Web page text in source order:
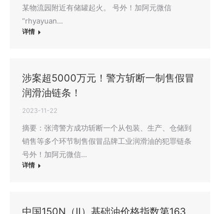
某物流园附近有储罐起火。 号外！加阿元微信
“rhyayuan…
详情
涉案超5000万元！警方斩断一制售假冒
润滑油链条！
2023-11-22
摘要：张湾警方成功斩断一个从包装、生产、仓储到
销售等多个环节制售假冒品牌工业润滑油的犯罪链条
号外！加阿元微信…
详情
中国150N（Ⅱ）基础油价格指数第163